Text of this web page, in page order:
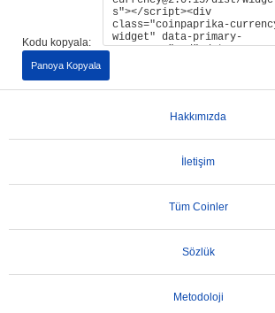
Kodu kopyala:
Panoya Kopyala
Hakkımızda
İletişim
Tüm Coinler
Sözlük
Metodoloji